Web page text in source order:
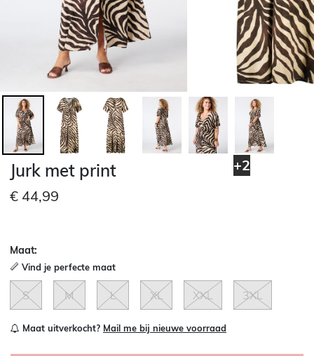
+2
Jurk met print
€ 44,99
Maat:
Vind je perfecte maat
S M L XL XXL 3XL
Maat uitverkocht? Mail me bij nieuwe voorraad